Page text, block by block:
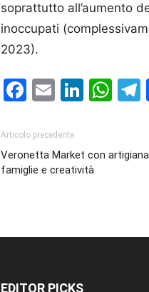
soprattutto all’aumento
inoccupati
2023).
Facebook
Email
Articolo precedente
Veronetta Market con
famiglie e creatività
EDITOR PICKS